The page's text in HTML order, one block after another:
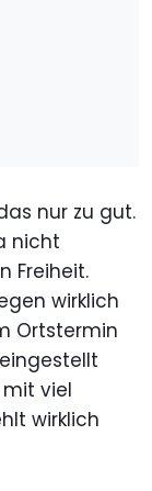
nur zu gut.
nicht
Freiheit.
wirklich
Ortstermin
viel
wirklich